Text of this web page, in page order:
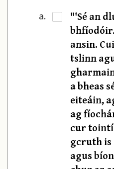
a.
"'Sé an
ansin.
tslinn
a bheas
eiteáin,
ag
cur tointí
gcruth is
agus